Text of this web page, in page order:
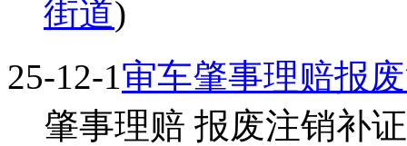
街道)
25-12-1审车肇事理赔报
肇事理赔 报废注销补